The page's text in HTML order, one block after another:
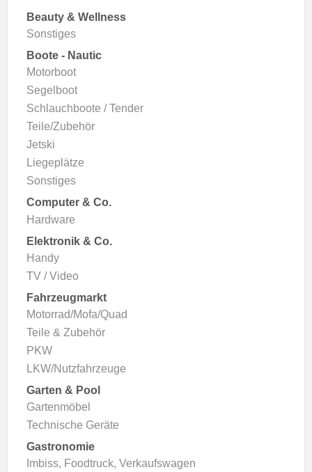
Beauty & Wellness
Sonstiges
Boote - Nautic
Motorboot
Segelboot
Schlauchboote / Tender
Teile/Zubehör
Jetski
Liegeplätze
Sonstiges
Computer & Co.
Hardware
Elektronik & Co.
Handy
TV / Video
Fahrzeugmarkt
Motorrad/Mofa/Quad
Teile & Zubehör
PKW
LKW/Nutzfahrzeuge
Garten & Pool
Gartenmöbel
Technische Geräte
Gastronomie
Imbiss, Foodtruck, Verkaufswagen